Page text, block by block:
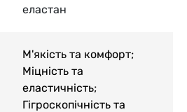
еластан
М'якість та комфорт;
Міцність та
еластичність;
Гігроскопічність та